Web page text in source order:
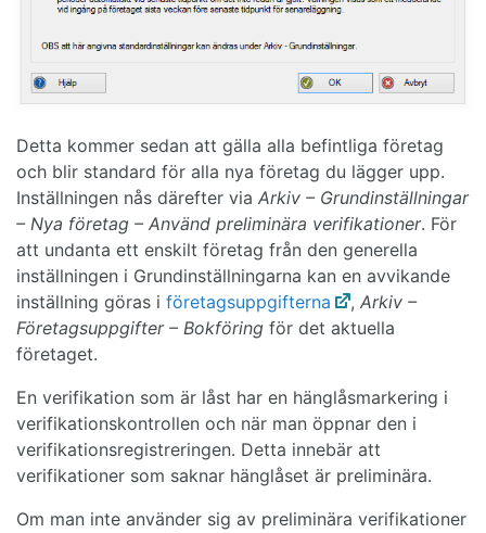
Detta kommer sedan att gälla alla befintliga företag
och blir standard för alla nya företag du lägger upp.
Inställningen nås därefter via Arkiv – Grundinställningar
– Nya företag – Använd preliminära verifikationer. För
att undanta ett enskilt företag från den generella
inställningen i Grundinställningarna kan en avvikande
inställning göras i företagsuppgifterna , Arkiv –
Företagsuppgifter – Bokföring för det aktuella
företaget.
En verifikation som är låst har en hänglåsmarkering i
verifikationskontrollen och när man öppnar den i
verifikationsregistreringen. Detta innebär att
verifikationer som saknar hänglåset är preliminära.
Om man inte använder sig av preliminära verifikationer